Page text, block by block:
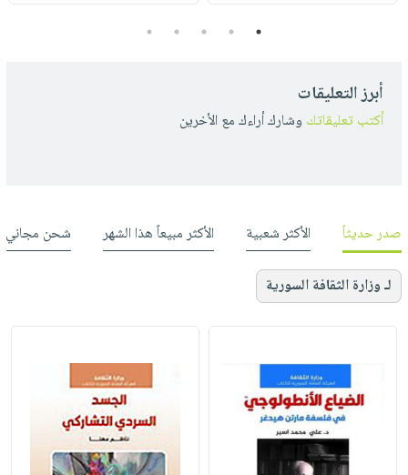
1
2
3
4
5
أبرز التعليقات
أكتب تعليقاتك وشارك أراءك مع الأخرين
صدر حديثاً الأكثر شعبية الأكثر مبيعاً هذا الشهر شحن مجاني
لـ وزارة الثقافة السورية